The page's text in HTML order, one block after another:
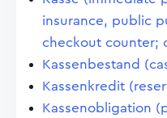
insurance, public
checkout counter;
Kassenbestand
Kassenkredit
Kassenobligation